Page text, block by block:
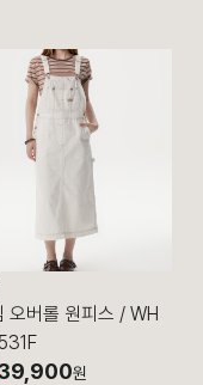
오버롤 원피스 / WH
원